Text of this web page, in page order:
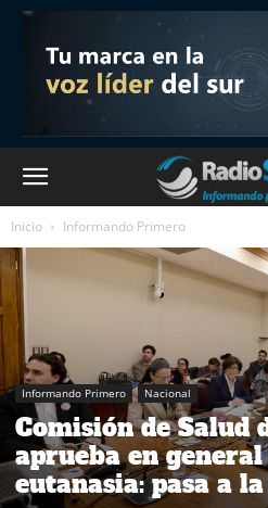
Inicio Informando Primero
Informando Primero Nacional
Comisión de Salud
aprueba en
eutanasia: pasa a